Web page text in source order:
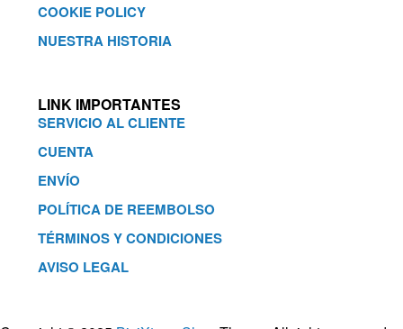
COOKIE POLICY
NUESTRA HISTORIA
LINK IMPORTANTES
SERVICIO AL CLIENTE
CUENTA
ENVÍO
POLÍTICA DE REEMBOLSO
TÉRMINOS Y CONDICIONES
AVISO LEGAL